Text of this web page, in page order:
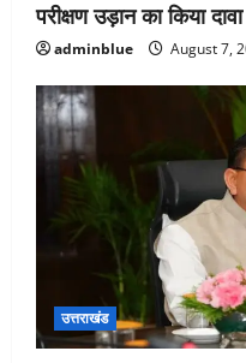
परीक्षण उड़ान का किया दावा
adminblue August 7,
उत्तराखंड